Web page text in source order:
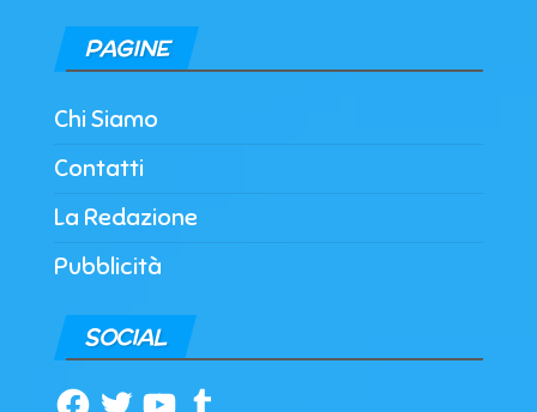
PAGINE
Chi Siamo
Contatti
La Redazione
Pubblicità
SOCIAL
Facebook
TwitterYouTubeTumblr